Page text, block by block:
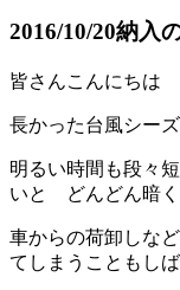
2016/10/20納入
皆さんこんにちは
長かった台風シー
明るい時間も段々
いと どんどん暗く
車からの荷卸しな
てしまうこともし